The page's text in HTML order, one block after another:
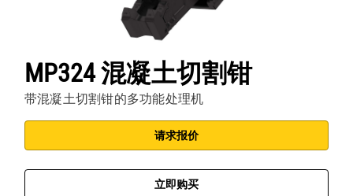
MP324 混凝土切割钳
带混凝土切割钳的多功能处理机
请求报价
立即购买